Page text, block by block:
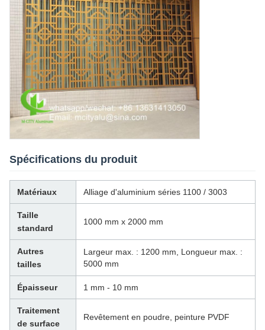
Spécifications du produit
Matériaux Alliage d'aluminium séries 1100 / 3003
Taille
standard
1000 mm x 2000 mm
Autres
tailles
Largeur max. : 1200 mm, Longueur max. :
5000 mm
Épaisseur 1 mm - 10 mm
Traitement
de surface
Revêtement en poudre, peinture PVDF